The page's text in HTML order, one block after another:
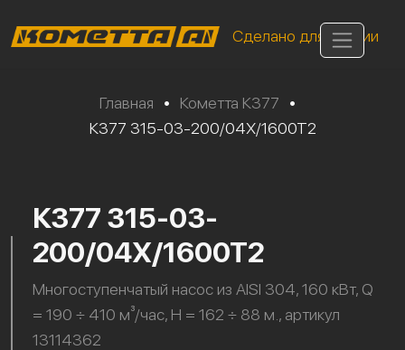
Сделано для России
Главная • Кометта К377
•
К377 315-03-200/04Х/1600Т2
К377 315-03-
200/04Х/1600Т2
Многоступенчатый насос из AISI 304, 160 кВт, Q
= 190 ÷ 410 м³/час, H = 162 ÷ 88 м., артикул
13114362